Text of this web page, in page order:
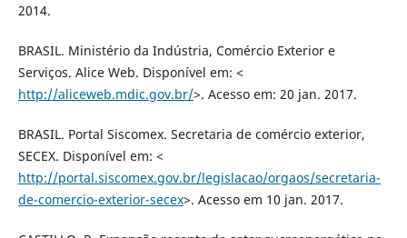
2014.
BRASIL. Ministério da Indústria, Comércio Exterior e
Serviços. Alice Web. Disponível em: <
http://aliceweb.mdic.gov.br/>. Acesso em: 20 jan. 2017.
BRASIL. Portal Siscomex. Secretaria de comércio exterior,
SECEX. Disponível em: <
http://portal.siscomex.gov.br/legislacao/orgaos/secretaria-
de-comercio-exterior-secex>. Acesso em 10 jan. 2017.